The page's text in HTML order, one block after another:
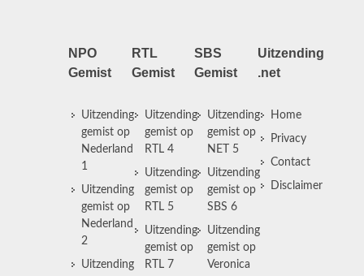
NPO
Gemist
Uitzending
gemist op
Nederland
1
Uitzending
gemist op
Nederland
2
Uitzending
RTL
Gemist
Uitzending
gemist op
RTL 4
Uitzending
gemist op
RTL 5
Uitzending
gemist op
RTL 7
SBS
Gemist
Uitzending
gemist op
NET 5
Uitzending
gemist op
SBS 6
Uitzending
gemist op
Veronica
Uitzending
.net
Home
Privacy
Contact
Disclaimer